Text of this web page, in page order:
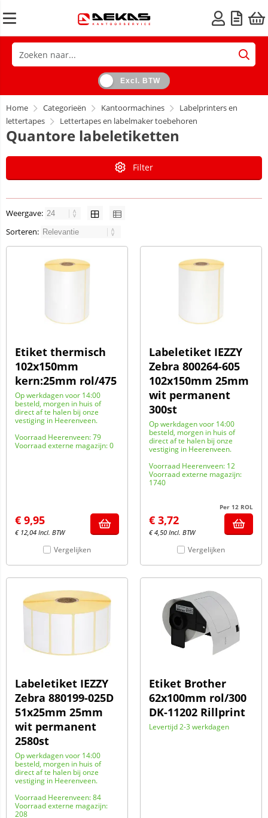
Excl. BTW
Home Categorieën Kantoormachines
Labelprinters en
lettertapes
Lettertapes en labelmaker toebehoren
Quantore labeletiketten
Filter
Weergave:
Sorteren:
Etiket thermisch
102x150mm
kern:25mm rol/475
Op werkdagen voor 14:00
besteld, morgen in huis of
direct af te halen bij onze
vestiging in Heerenveen.
Voorraad Heerenveen: 79
Voorraad externe magazijn: 0
€ 9,95
€ 12,04 Incl. BTW
Vergelijken
Labeletiket IEZZY
Zebra 800264-605
102x150mm 25mm
wit permanent
300st
Op werkdagen voor 14:00
besteld, morgen in huis of
direct af te halen bij onze
vestiging in Heerenveen.
Voorraad Heerenveen: 12
Voorraad externe magazijn:
1740
Per 12 ROL
€ 3,72
€4,50 Incl. BTW
Vergelijken
Labeletiket IEZZY
Zebra 880199-025D
51x25mm 25mm
wit permanent
2580st
Op werkdagen voor 14:00
besteld, morgen in huis of
direct af te halen bij onze
vestiging in Heerenveen.
Voorraad Heerenveen: 84
Voorraad externe magazijn:
208
Etiket Brother
62x100mm rol/300
DK-11202 Rillprint
Levertijd 2-3 werkdagen